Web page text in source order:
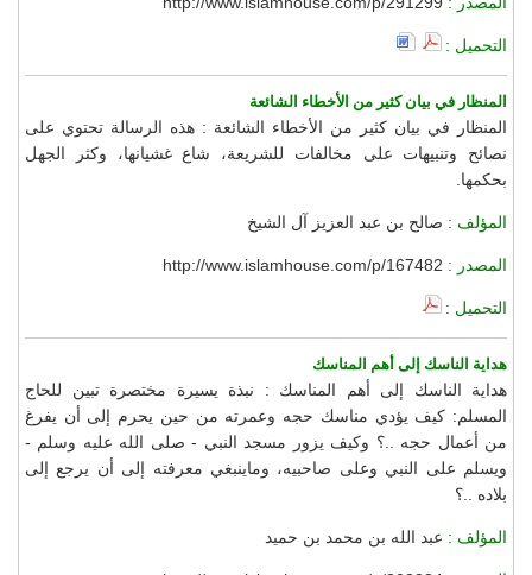
التحميل :
المنظار في بيان كثير من الأخطاء الشائعة
المنظار في بيان كثير من الأخطاء الشائعة : هذه الرسالة تحتوي على
نصائح وتنبيهات على مخالفات للشريعة، شاع غشيانها، وكثر الجهل
بحكمها.
المؤلف : صالح بن عبد العزيز آل الشيخ
المصدر : http://www.islamhouse.com/p/167482
التحميل :
هداية الناسك إلى أهم المناسك
هداية الناسك إلى أهم المناسك : نبذة يسيرة مختصرة تبين للحاج
المسلم: كيف يؤدي مناسك حجه وعمرته من حين يحرم إلى أن يفرغ
من أعمال حجه ..؟ وكيف يزور مسجد النبي - صلى الله عليه وسلم -
ويسلم على النبي وعلى صاحبيه، وماينبغي معرفته إلى أن يرجع إلى
بلاده ..؟
المؤلف : عبد الله بن محمد بن حميد